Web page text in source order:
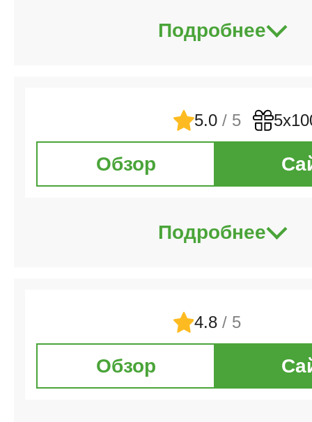
Подробнее
5.0 / 5
Обзор
Подробнее
4.8 / 5
Обзор